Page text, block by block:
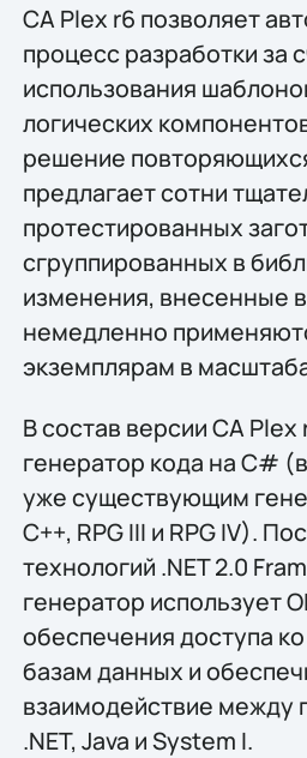
CA Plex r6 позволяет
процесс разработки за
использования
логических
решение
предлагает сотни
протестированных
сгруппированных в
изменения, внесенные
немедленно
экземплярам в
В состав версии CA
генератор кода на C#
уже существующим
C++, RPG III и RPG IV).
технологий .NET 2.0
генератор использует
обеспечения доступа
базам данных и
взаимодействие между
.NET, Java и System I.